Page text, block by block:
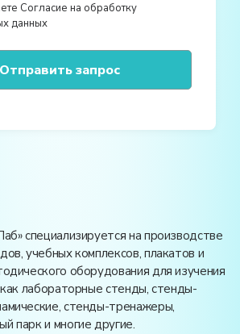
Согласие на обработку
данных
специализируется на производстве
учебных комплексов, плакатов и
оборудования для изучения
лабораторные стенды, стенды-
стенды-тренажеры,
парк и многие другие.